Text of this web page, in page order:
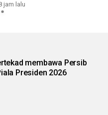
jam lalu
membawa Persib
Presiden 2026